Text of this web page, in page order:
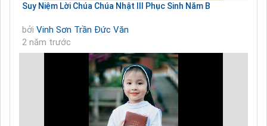
Suy Niệm Lời Chúa Chúa Nhật III Phục Sinh Năm B
bởi Vinh Sơn Trần Đức Văn
2 năm trước